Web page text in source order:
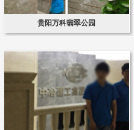
贵阳万科翡翠公园